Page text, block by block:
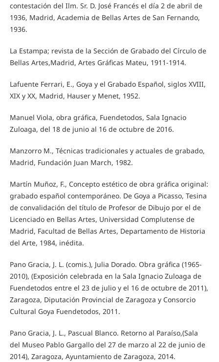
contestación del Ilm. Sr. D. José Francés el día 2 de abril de
1936, Madrid, Academia de Bellas Artes de San Fernando,
1936.
La Estampa; revista de la Sección de Grabado del Círculo de
Bellas Artes,Madrid, Artes Gráficas Mateu, 1911-1914.
Lafuente Ferrari, E., Goya y el Grabado Español, siglos XVIII,
XIX y XX, Madrid, Hauser y Menet, 1952.
Manuel Viola, obra gráfica, Fuendetodos, Sala Ignacio
Zuloaga, del 18 de junio al 16 de octubre de 2016.
Manzorro M., Técnicas tradicionales y actuales de grabado,
Madrid, Fundación Juan March, 1982.
Martín Muñoz, F., Concepto estético de obra gráfica original:
grabado español contemporáneo. De Goya a Picasso, Tesina
de convalidación del título de Profesor de Dibujo por el de
Licenciado en Bellas Artes, Universidad Complutense de
Madrid, Facultad de Bellas Artes, Departamento de Historia
del Arte, 1984, inédita.
Pano Gracia, J. L. (comis.), Julia Dorado. Obra gráfica (1965-
2010), (Exposición celebrada en la Sala Ignacio Zuloaga de
Fuendetodos entre el 23 de julio y el 16 de octubre de 2011),
Zaragoza, Diputación Provincial de Zaragoza y Consorcio
Cultural Goya Fuendetodos, 2011.
Pano Gracia, J. L., Pascual Blanco. Retorno al Paraíso,(Sala
del Museo Pablo Gargallo del 27 de marzo al 22 de junio de
2014), Zaragoza, Ayuntamiento de Zaragoza, 2014.